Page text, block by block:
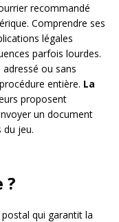
recommandé
Comprendre ses
légales
parfois lourdes.
ou sans
entière. La
proposent
un document
du jeu.
?
qui garantit la